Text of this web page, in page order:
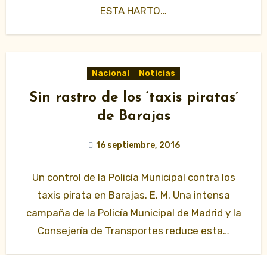
ESTA HARTO…
Nacional Noticias
Sin rastro de los ‘taxis piratas’
de Barajas
16 septiembre, 2016
Un control de la Policía Municipal contra los
taxis pirata en Barajas. E. M. Una intensa
campaña de la Policía Municipal de Madrid y la
Consejería de Transportes reduce esta…